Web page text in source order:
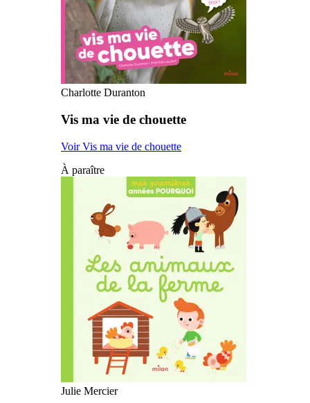
Charlotte Duranton
Vis ma vie de chouette
Voir Vis ma vie de chouette
À paraître
Julie Mercier